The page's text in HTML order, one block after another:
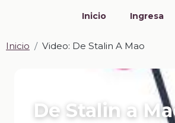
Inicio Ingresa
Inicio Video: De Stalin A Mao
De Stalin a